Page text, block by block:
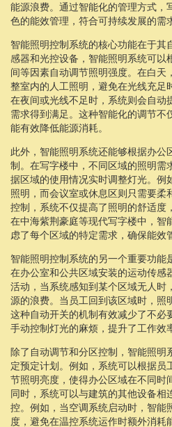
能源浪费。通过智能化的管理方式，
色的能效管理，符合可持续发展的需
智能照明控制系统的核心功能在于其
感器和光控设备，智能照明系统可以
间等因素自动调节照明强度。在白天
整室内的人工照明，避免在光线充足
在夜间或光线不足时，系统则会自动
需求得到满足。这种智能化的调节不
能有效降低能源消耗。
此外，智能照明系统还能够根据办公
制。在写字楼中，不同区域的照明需
据区域的使用情况实时调整灯光。例
照明，而会议室或休息区则只需要柔
控制，系统不仅提高了照明的舒适度
在中海紫荆豪庭等现代写字楼中，智
虑了每个区域的特定需求，确保能效
智能照明控制系统的另一个重要功能
在办公室和公共区域安装的运动传感
活动，当系统感知到某个区域无人时
源的浪费。当员工回到该区域时，照
这种自动开关的机制有效减少了不必
手动控制灯光的麻烦，提升了工作效
除了自动调节和分区控制，智能照明
定预定计划。例如，系统可以根据员
节照明亮度，使得办公区域在不同时
同时，系统可以与建筑的其他设备相
控。例如，当空调系统启动时，智能
度，避免在温控系统运作时额外消耗